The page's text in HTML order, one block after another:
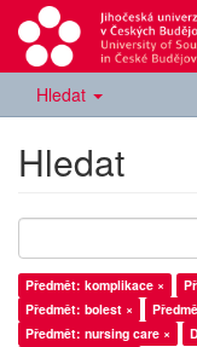
Hledat
Hledat
Předmět: komplikace ×
Předmět: bolest ×
Předmět: nursing care ×